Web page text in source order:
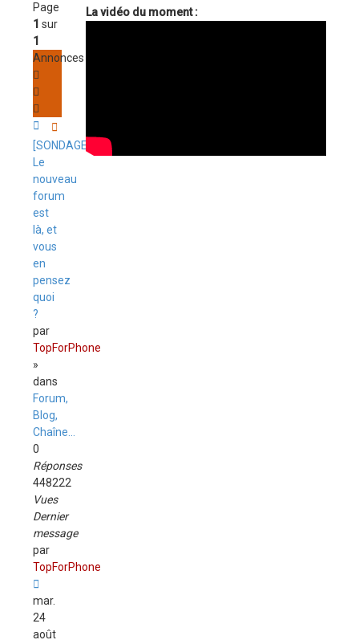
Page
1 sur
1
Annonces
[SONDAGE]
Le
nouveau
forum
est
là, et
vous
en
pensez
quoi
?
par
TopForPhone
»
dans
Forum,
Blog,
Chaîne...
0
Réponses
448222
Vues
Dernier
message
par
TopForPhone
mar.
24
août
La vidéo du moment :